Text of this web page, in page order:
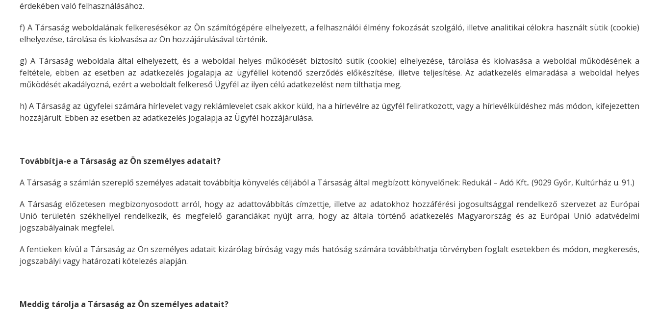
érdekében való felhasználásához.
f) A Társaság weboldalának felkeresésékor az Ön számítógépére elhelyezett, a felhasználói élmény fokozását szolgáló, illetve analitikai célokra használt sütik (cookie)
elhelyezése, tárolása és kiolvasása az Ön hozzájárulásával történik.
g) A Társaság weboldala által elhelyezett, és a weboldal helyes működését biztosító sütik (cookie) elhelyezése, tárolása és kiolvasása a weboldal működésének a
feltétele, ebben az esetben az adatkezelés jogalapja az ügyféllel kötendő szerződés előkészítése, illetve teljesítése. Az adatkezelés elmaradása a weboldal helyes
működését akadályozná, ezért a weboldalt felkereső Ügyfél az ilyen célú adatkezelést nem tilthatja meg.
h) A Társaság az ügyfelei számára hírlevelet vagy reklámlevelet csak akkor küld, ha a hírlevélre az ügyfél feliratkozott, vagy a hírlevélküldéshez más módon, kifejezetten
hozzájárult. Ebben az esetben az adatkezelés jogalapja az Ügyfél hozzájárulása.
Továbbítja-e a Társaság az Ön személyes adatait?
A Társaság a számlán szereplő személyes adatait továbbítja könyvelés céljából a Társaság által megbízott könyvelőnek: Redukál – Adó Kft.. (9029 Győr, Kultúrház u. 91.)
A Társaság előzetesen megbizonyosodott arról, hogy az adattovábbítás címzettje, illetve az adatokhoz hozzáférési jogosultsággal rendelkező szervezet az Európai
Unió területén székhellyel rendelkezik, és megfelelő garanciákat nyújt arra, hogy az általa történő adatkezelés Magyarország és az Európai Unió adatvédelmi
jogszabályainak megfelel.
A fentieken kívül a Társaság az Ön személyes adatait kizárólag bíróság vagy más hatóság számára továbbíthatja törvényben foglalt esetekben és módon, megkeresés,
jogszabályi vagy határozati kötelezés alapján.
Meddig tárolja a Társaság az Ön személyes adatait?